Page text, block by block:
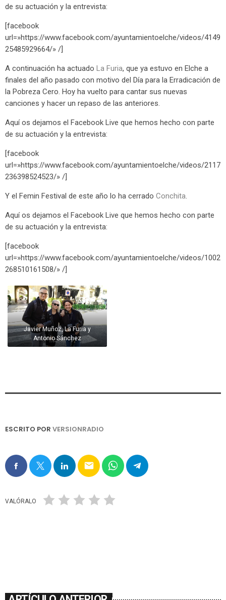
de su actuación y la entrevista:
[facebook
url=»https://www.facebook.com/ayuntamientoelche/videos/4149
25485929664/» /]
A continuación ha actuado La Furia, que ya estuvo en Elche a
finales del año pasado con motivo del Día para la Erradicación de
la Pobreza Cero. Hoy ha vuelto para cantar sus nuevas
canciones y hacer un repaso de las anteriores.
Aquí os dejamos el Facebook Live que hemos hecho con parte
de su actuación y la entrevista:
[facebook
url=»https://www.facebook.com/ayuntamientoelche/videos/2117
236398524523/» /]
Y el Femin Festival de este año lo ha cerrado Conchita.
Aquí os dejamos el Facebook Live que hemos hecho con parte
de su actuación y la entrevista:
[facebook
url=»https://www.facebook.com/ayuntamientoelche/videos/1002
268510161508/» /]
Javier Muñoz, La Furia y
Antonio Sánchez
ESCRITO POR VERSIONRADIO
email
VALÓRALO